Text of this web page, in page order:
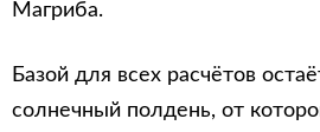
Магриба.
Базой для всех расчётов
солнечный полдень, от